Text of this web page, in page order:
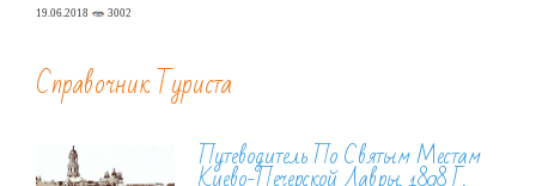
19.06.2018 3002
Справочник Туриста
Путеводитель По Святым Местам